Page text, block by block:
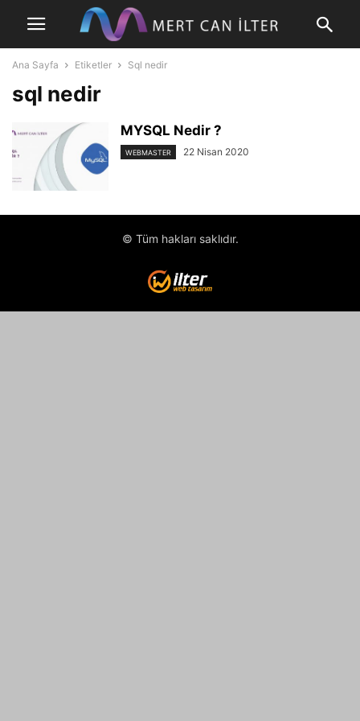
Ana Sayfa Etiketler Sql nedir
sql nedir
MYSQL Nedir ?
WEBMASTER 22 Nisan 2020
© Tüm hakları saklıdır.